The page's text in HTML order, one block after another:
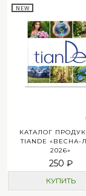
NEW
КАТАЛОГ
TIANDE «ВЕСНА-
2026»
250 ₽
КУПИТЬ